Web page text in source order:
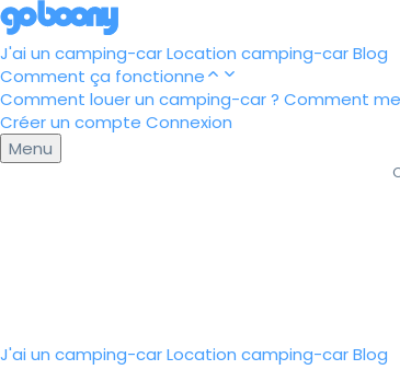
J'ai un camping-carLocation camping-carBlog
Comment ça fonctionne
Comment louer un camping-car ? Comment
Créer un compte Connexion
Menu
J'ai un camping-carLocation camping-carBlog